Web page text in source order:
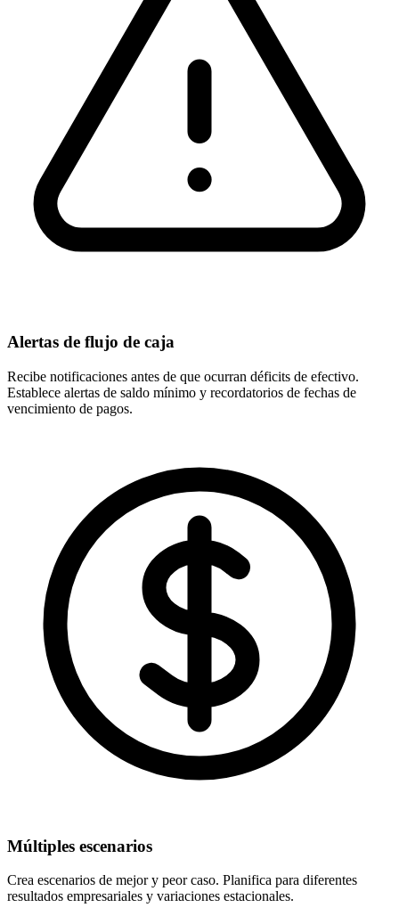
Alertas de flujo de caja
Recibe notificaciones antes de que ocurran déficits de efectivo.
Establece alertas de saldo mínimo y recordatorios de fechas de
vencimiento de pagos.
Múltiples escenarios
Crea escenarios de mejor y peor caso. Planifica para diferentes
resultados empresariales y variaciones estacionales.